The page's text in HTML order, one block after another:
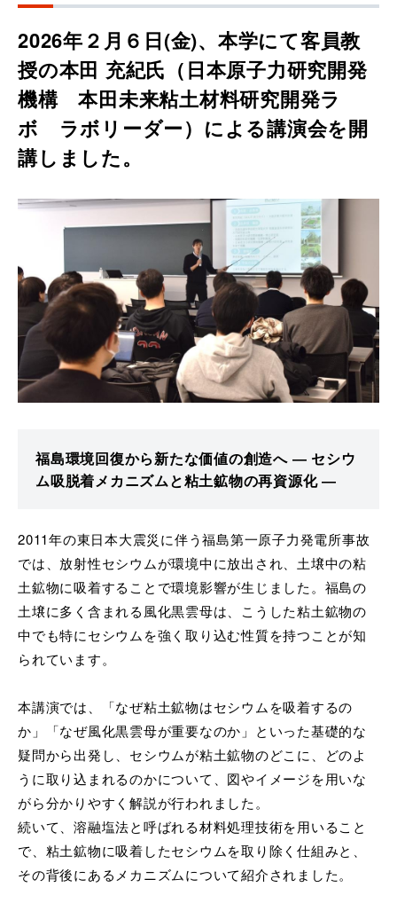
2026年２月６日(金)、本学にて客員教
授の本田 充紀氏（日本原子力研究開発
機構 本田未来粘土材料研究開発ラ
ボ ラボリーダー）による講演会を開
講しました。
福島環境回復から新たな価値の創造へ ― セシウ
ム吸脱着メカニズムと粘土鉱物の再資源化 ―
2011年の東日本大震災に伴う福島第一原子力発電所事故
では、 放射性セシウムが環境中に放出され、 土壌中の粘
土鉱物に吸着することで環境影響が生じました。 福島の
土壌に多く含まれる風化黒雲母は、 こうした粘土鉱物の
中でも特にセシウムを強く取り込む性質を持つことが知
られています。
本講演では、「なぜ粘土鉱物はセシウムを吸着するの
か」「なぜ風化黒雲母が重要なのか」といった基礎的な
疑問から出発し、 セシウムが粘土鉱物のどこに、
どのよ
うに取り込まれるのかについて、 図やイメージを用いな
がら分かりやすく解説が行われました。
続いて、溶融塩法と呼ばれる材料処理技術を用いること
で、 粘土鉱物に吸着したセシウムを取り除く仕組みと、
その背後にあるメカニズムについて紹介されました。